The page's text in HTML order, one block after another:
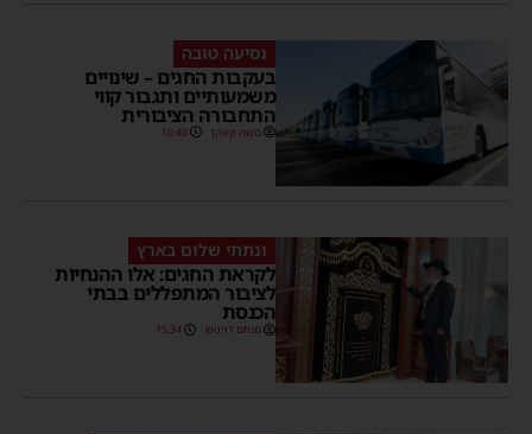
נסיעה טובה
בעקבות החגים – שינויים
משמעותיים ותגבור קווי
התחבורה הציבורית
משה קאהן 10:40
ונתתי שלום בארץ
לקראת החגים: אלו ההנחיות
לציבור המתפללים בבתי
הכנסת
מנחם דויטש 15:34